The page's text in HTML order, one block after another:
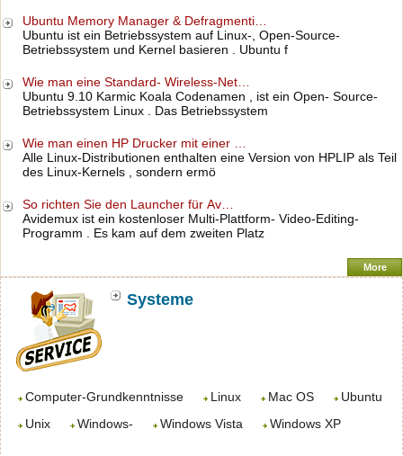
Ubuntu Memory Manager & Defragmenti…
Ubuntu ist ein Betriebssystem auf Linux-, Open-Source-
Betriebssystem und Kernel basieren . Ubuntu f
Wie man eine Standard- Wireless-Net…
Ubuntu 9.10 Karmic Koala Codenamen , ist ein Open- Source-
Betriebssystem Linux . Das Betriebssystem
Wie man einen HP Drucker mit einer …
Alle Linux-Distributionen enthalten eine Version von HPLIP als Teil
des Linux-Kernels , sondern ermö
So richten Sie den Launcher für Av…
Avidemux ist ein kostenloser Multi-Plattform- Video-Editing-
Programm . Es kam auf dem zweiten Platz
More
Systeme
Computer-Grundkenntnisse Linux Mac OS
Ubuntu
Unix
Windows- Windows Vista Windows XP